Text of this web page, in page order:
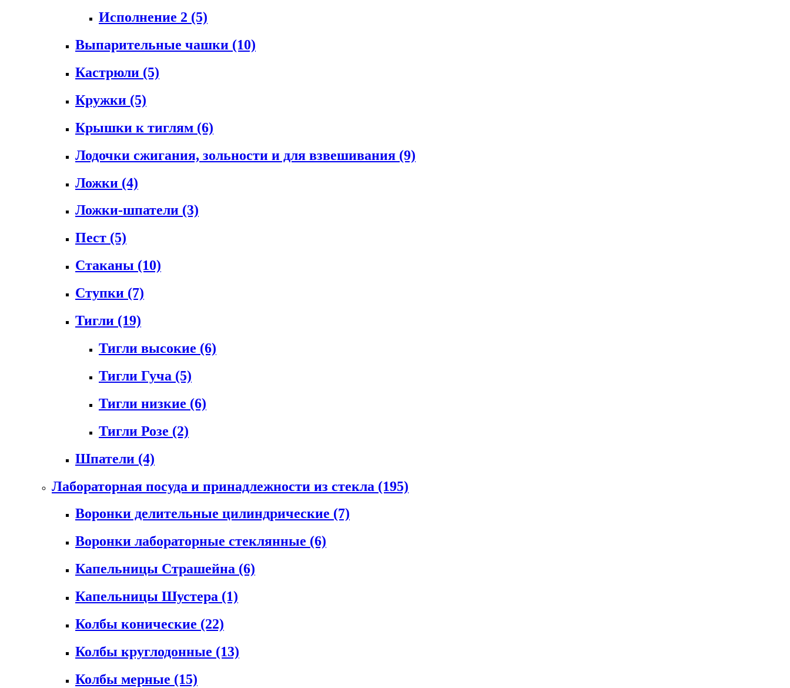
Исполнение 2 (5)
Выпарительные чашки (10)
Кастрюли (5)
Кружки (5)
Крышки к тиглям (6)
Лодочки сжигания, зольности и для взвешивания (9)
Ложки (4)
Ложки-шпатели (3)
Пест (5)
Стаканы (10)
Ступки (7)
Тигли (19)
Тигли высокие (6)
Тигли Гуча (5)
Тигли низкие (6)
Тигли Розе (2)
Шпатели (4)
Лабораторная посуда и принадлежности из стекла (195)
Воронки делительные цилиндрические (7)
Воронки лабораторные стеклянные (6)
Капельницы Страшейна (6)
Капельницы Шустера (1)
Колбы конические (22)
Колбы круглодонные (13)
Колбы мерные (15)